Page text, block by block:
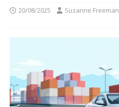
20/08/2025 Suzanne Freeman